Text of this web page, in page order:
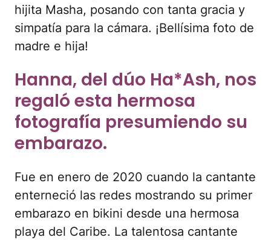
hijita Masha, posando con tanta gracia y
simpatía para la cámara. ¡Bellísima foto de
madre e hija!
Hanna, del dúo Ha*Ash, nos
regaló esta hermosa
fotografía presumiendo su
embarazo.
Fue en enero de 2020 cuando la cantante
enterneció las redes mostrando su primer
embarazo en bikini desde una hermosa
playa del Caribe. La talentosa cantante